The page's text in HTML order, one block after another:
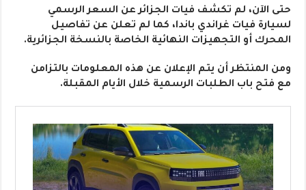
حتى الآن، لم تكشف فيات الجزائر عن السعر الرسمي
لسيارة فيات غراندي باندا، كما لم تعلن عن تفاصيل
المحرك أو التجهيزات النهائية الخاصة بالنسخة الجزائرية.
ومن المنتظر أن يتم الإعلان عن هذه المعلومات بالتزامن
مع فتح باب الطلبات الرسمية خلال الأيام المقبلة.